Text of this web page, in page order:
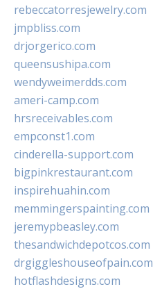
rebeccatorresjewelry.com
jmpbliss.com
drjorgerico.com
queensushipa.com
wendyweimerdds.com
ameri-camp.com
hrsreceivables.com
empconst1.com
cinderella-support.com
bigpinkrestaurant.com
inspirehuahin.com
memmingerspainting.com
jeremypbeasley.com
thesandwichdepotcos.com
drgiggleshouseofpain.com
hotflashdesigns.com